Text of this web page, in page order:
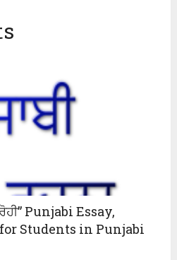
Punjabi Essay,
Students in Punjabi